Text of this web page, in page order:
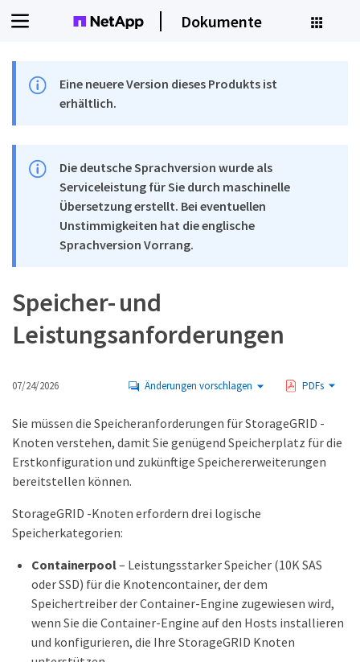
Dokumente
Eine neuere Version dieses Produkts ist
erhältlich.
Die deutsche Sprachversion wurde als
Serviceleistung für Sie durch maschinelle
Übersetzung erstellt. Bei eventuellen
Unstimmigkeiten hat die englische
Sprachversion Vorrang.
Speicher- und
Leistungsanforderungen
07/24/2026 Änderungen vorschlagen PDFs
Sie müssen die Speicheranforderungen für StorageGRID -
Knoten verstehen, damit Sie genügend Speicherplatz für die
Erstkonfiguration und zukünftige Speichererweiterungen
bereitstellen können.
StorageGRID -Knoten erfordern drei logische
Speicherkategorien:
Containerpool– Leistungsstarker Speicher (10K SAS
oder SSD) für die Knotencontainer, der dem
Speichertreiber der Container-Engine zugewiesen wird,
wenn Sie die Container-Engine auf den Hosts installieren
und konfigurieren, die Ihre StorageGRID Knoten